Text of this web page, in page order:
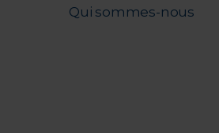
Qui sommes-nous